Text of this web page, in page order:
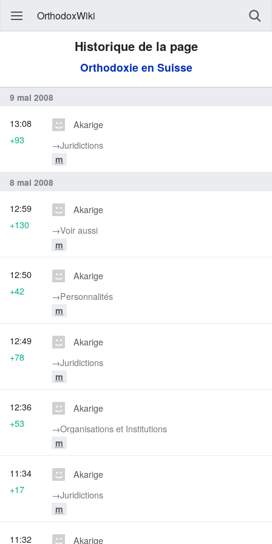
OrthodoxWiki
Historique de la page
Orthodoxie en Suisse
9 mai 2008
Akarige
→‎Juridictions
m
13:08
+93
8 mai 2008
Akarige
→‎Voir aussi
m
12:59
+130
Akarige
→‎Personnalités
m
12:50
+42
Akarige
→‎Juridictions
m
12:49
+78
Akarige
→‎Organisations et Institutions
m
12:36
+53
Akarige
→‎Juridictions
m
11:34
+17
Akarige
11:32